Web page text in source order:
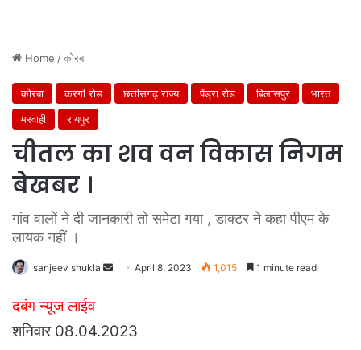
Home /कोरबा
कोरबा करगी रोड छत्तीसगढ़ राज्य पेंड्रा रोड बिलासपुर
भारत
मरवाही
रायपुर
चीतल का शव वन विकास निगम
बेखबर ।
गांव वालों ने दी जानकारी तो समेटा गया , डाक्टर ने कहा पीएम के
लायक नहीं ।
sanjeev shukla
SendApril 8, 2023 1,015 1 minute read
दबंग न्यूज लाईव
शनिवार 08.04.2023